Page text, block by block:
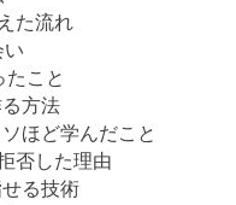
た流れ
こと
方法
ほど学んだこと
否した理由
る技術